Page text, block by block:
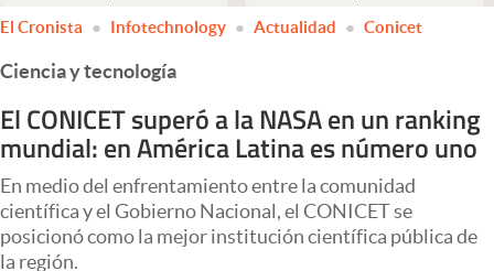
Finanzas y Mercados
Mercados Online
Negocios
Columnistas
Apertura
El Cronista Infotechnology Actualidad Conicet
Ciencia y tecnología
El CONICET superó a la NASA en un ranking
mundial: en América Latina es número uno
En medio del enfrentamiento entre la comunidad
científica y el Gobierno Nacional, el CONICET se
posicionó como la mejor institución científica pública de
la región.